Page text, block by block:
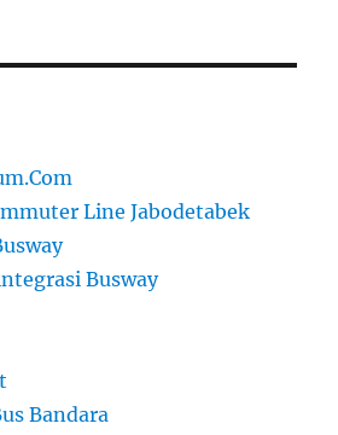
Line Jabodetabek
Busway
Bandara